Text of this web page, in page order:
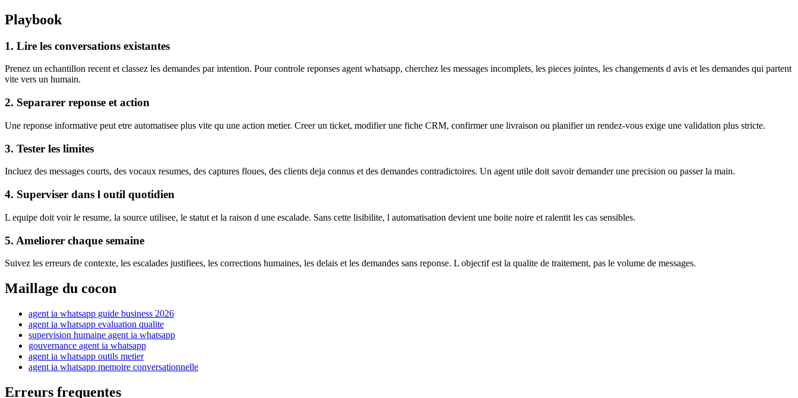
Playbook
1. Lire les conversations existantes
Prenez un echantillon recent et classez les demandes par intention. Pour controle reponses agent whatsapp, cherchez les messages incomplets, les pieces jointes, les changements d avis et les demandes qui partent
vite vers un humain.
2. Separarer reponse et action
Une reponse informative peut etre automatisee plus vite qu une action metier. Creer un ticket, modifier une fiche CRM, confirmer une livraison ou planifier un rendez-vous exige une validation plus stricte.
3. Tester les limites
Incluez des messages courts, des vocaux resumes, des captures floues, des clients deja connus et des demandes contradictoires. Un agent utile doit savoir demander une precision ou passer la main.
4. Superviser dans l outil quotidien
L equipe doit voir le resume, la source utilisee, le statut et la raison d une escalade. Sans cette lisibilite, l automatisation devient une boite noire et ralentit les cas sensibles.
5. Ameliorer chaque semaine
Suivez les erreurs de contexte, les escalades justifiees, les corrections humaines, les delais et les demandes sans reponse. L objectif est la qualite de traitement, pas le volume de messages.
Maillage du cocon
agent ia whatsapp guide business 2026
agent ia whatsapp evaluation qualite
supervision humaine agent ia whatsapp
gouvernance agent ia whatsapp
agent ia whatsapp outils metier
agent ia whatsapp memoire conversationnelle
Erreurs frequentes